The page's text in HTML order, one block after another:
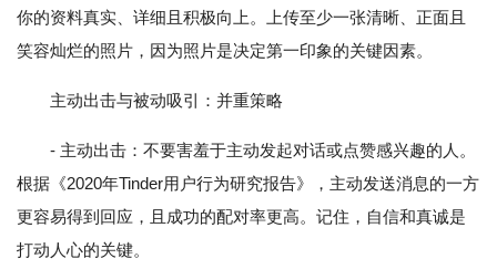
你的资料真实、详细且积极向上。上传至少一张清晰、正面且
笑容灿烂的照片，因为照片是决定第一印象的关键因素。
主动出击与被动吸引：并重策略
- 主动出击：不要害羞于主动发起对话或点赞感兴趣的人。
根据《2020年Tinder用户行为研究报告》，主动发送消息的一方
更容易得到回应，且成功的配对率更高。记住，自信和真诚是
打动人心的关键。